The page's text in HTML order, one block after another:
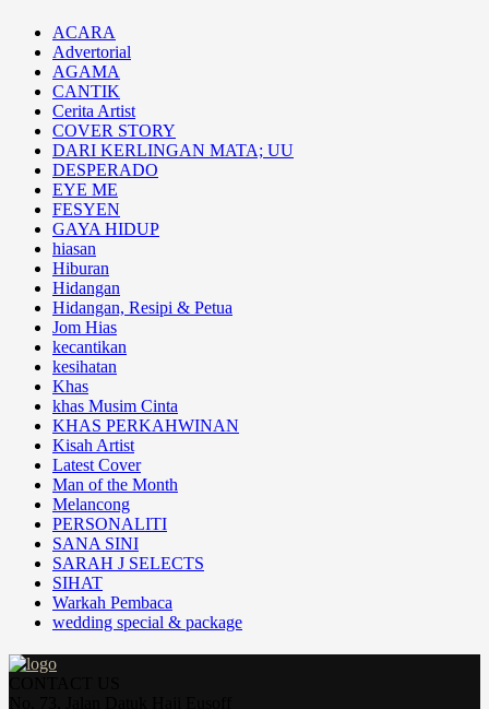
ACARA
Advertorial
AGAMA
CANTIK
Cerita Artist
COVER STORY
DARI KERLINGAN MATA; UU
DESPERADO
EYE ME
FESYEN
GAYA HIDUP
hiasan
Hiburan
Hidangan
Hidangan, Resipi & Petua
Jom Hias
kecantikan
kesihatan
Khas
khas Musim Cinta
KHAS PERKAHWINAN
Kisah Artist
Latest Cover
Man of the Month
Melancong
PERSONALITI
SANA SINI
SARAH J SELECTS
SIHAT
Warkah Pembaca
wedding special & package